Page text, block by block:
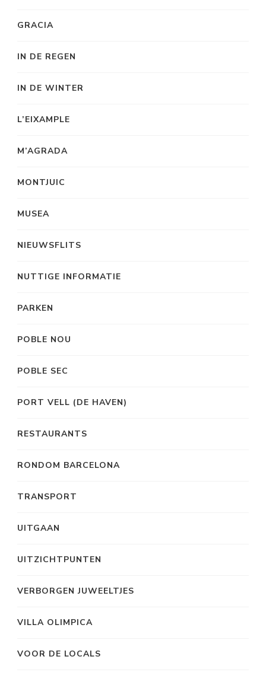
GRACIA
IN DE REGEN
IN DE WINTER
L’EIXAMPLE
M’AGRADA
MONTJUIC
MUSEA
NIEUWSFLITS
NUTTIGE INFORMATIE
PARKEN
POBLE NOU
POBLE SEC
PORT VELL (DE HAVEN)
RESTAURANTS
RONDOM BARCELONA
TRANSPORT
UITGAAN
UITZICHTPUNTEN
VERBORGEN JUWEELTJES
VILLA OLIMPICA
VOOR DE LOCALS